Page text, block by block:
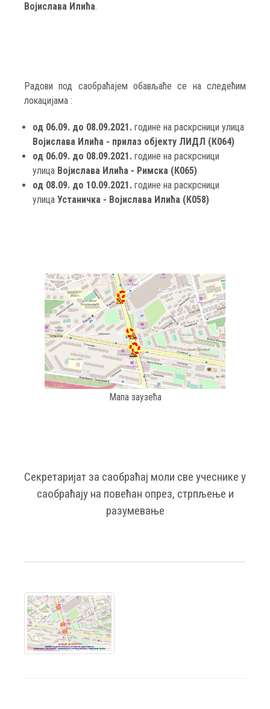
Војислава Илића.
Радови под саобраћајем обављаће се на следећим
локацијама :
од 06.09. до 08.09.2021. године на раскрсници улица
Војислава Илића - прилаз објекту ЛИДЛ (К064)
од 06.09. до 08.09.2021. године на раскрсници
улица Војислава Илића - Римска (К065)
од 08.09. до 10.09.2021. године на раскрсници
улица Устаничка - Војислава Илића (К058)
Мапа заузећа
Секретаријат за саобраћај моли све учеснике у
саобраћају на повећан опрез, стрпљење и
разумевање